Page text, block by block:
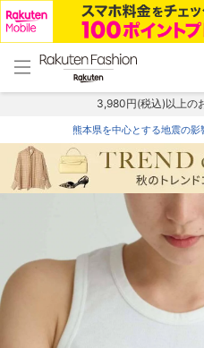
menu home
トップ
3,980円(税込)以上の
熊本県を中心とする地震の